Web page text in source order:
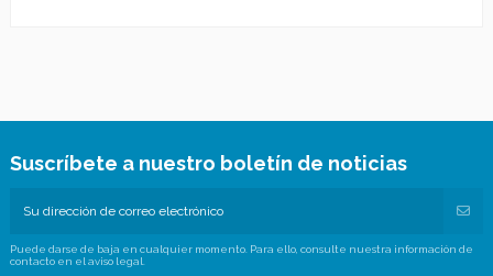
Suscríbete a nuestro boletín de noticias
Puede darse de baja en cualquier momento. Para ello, consulte nuestra información de
contacto en el aviso legal.